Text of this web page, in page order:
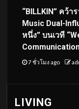
“BILLKIN” คว้า
Music Dual-
หนึ่ง” บนเวที
7 ชั่วโมง ago
LIVING